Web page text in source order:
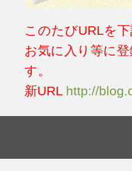
このたびURLを下
お気に入り等に
す。
新URL http://